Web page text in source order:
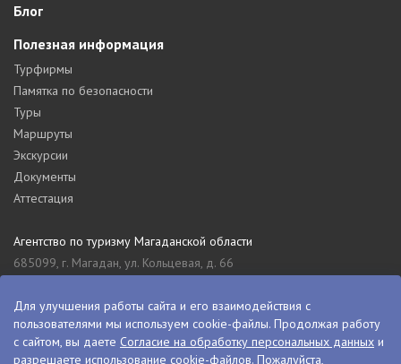
Блог
Полезная информация
Турфирмы
Памятка по безопасности
Туры
Маршруты
Экскурсии
Документы
Аттестация
Агентство по туризму Магаданской области
685099, г. Магадан, ул. Кольцевая, д. 66
8 (4132) 61-76-67
Туристский информационный центр Магаданской области
685000, г. Магадан, ул. Пролетарская, д. 11
Для улучшения работы сайта и его взаимодействия с
пользователями мы используем cookie-файлы. Продолжая работу
с сайтом, вы даете Согласие на обработку персональных данных и
разрешаете использование cookie-файлов. Пожалуйста,